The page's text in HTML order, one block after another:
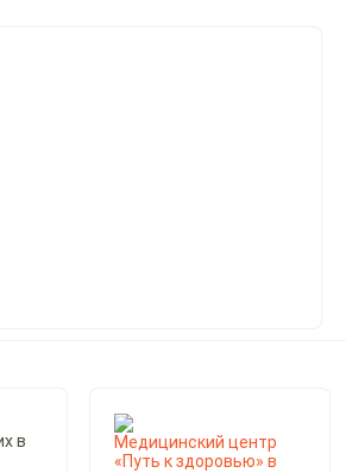
в
Медицинский центр
«Путь к здоровью» в